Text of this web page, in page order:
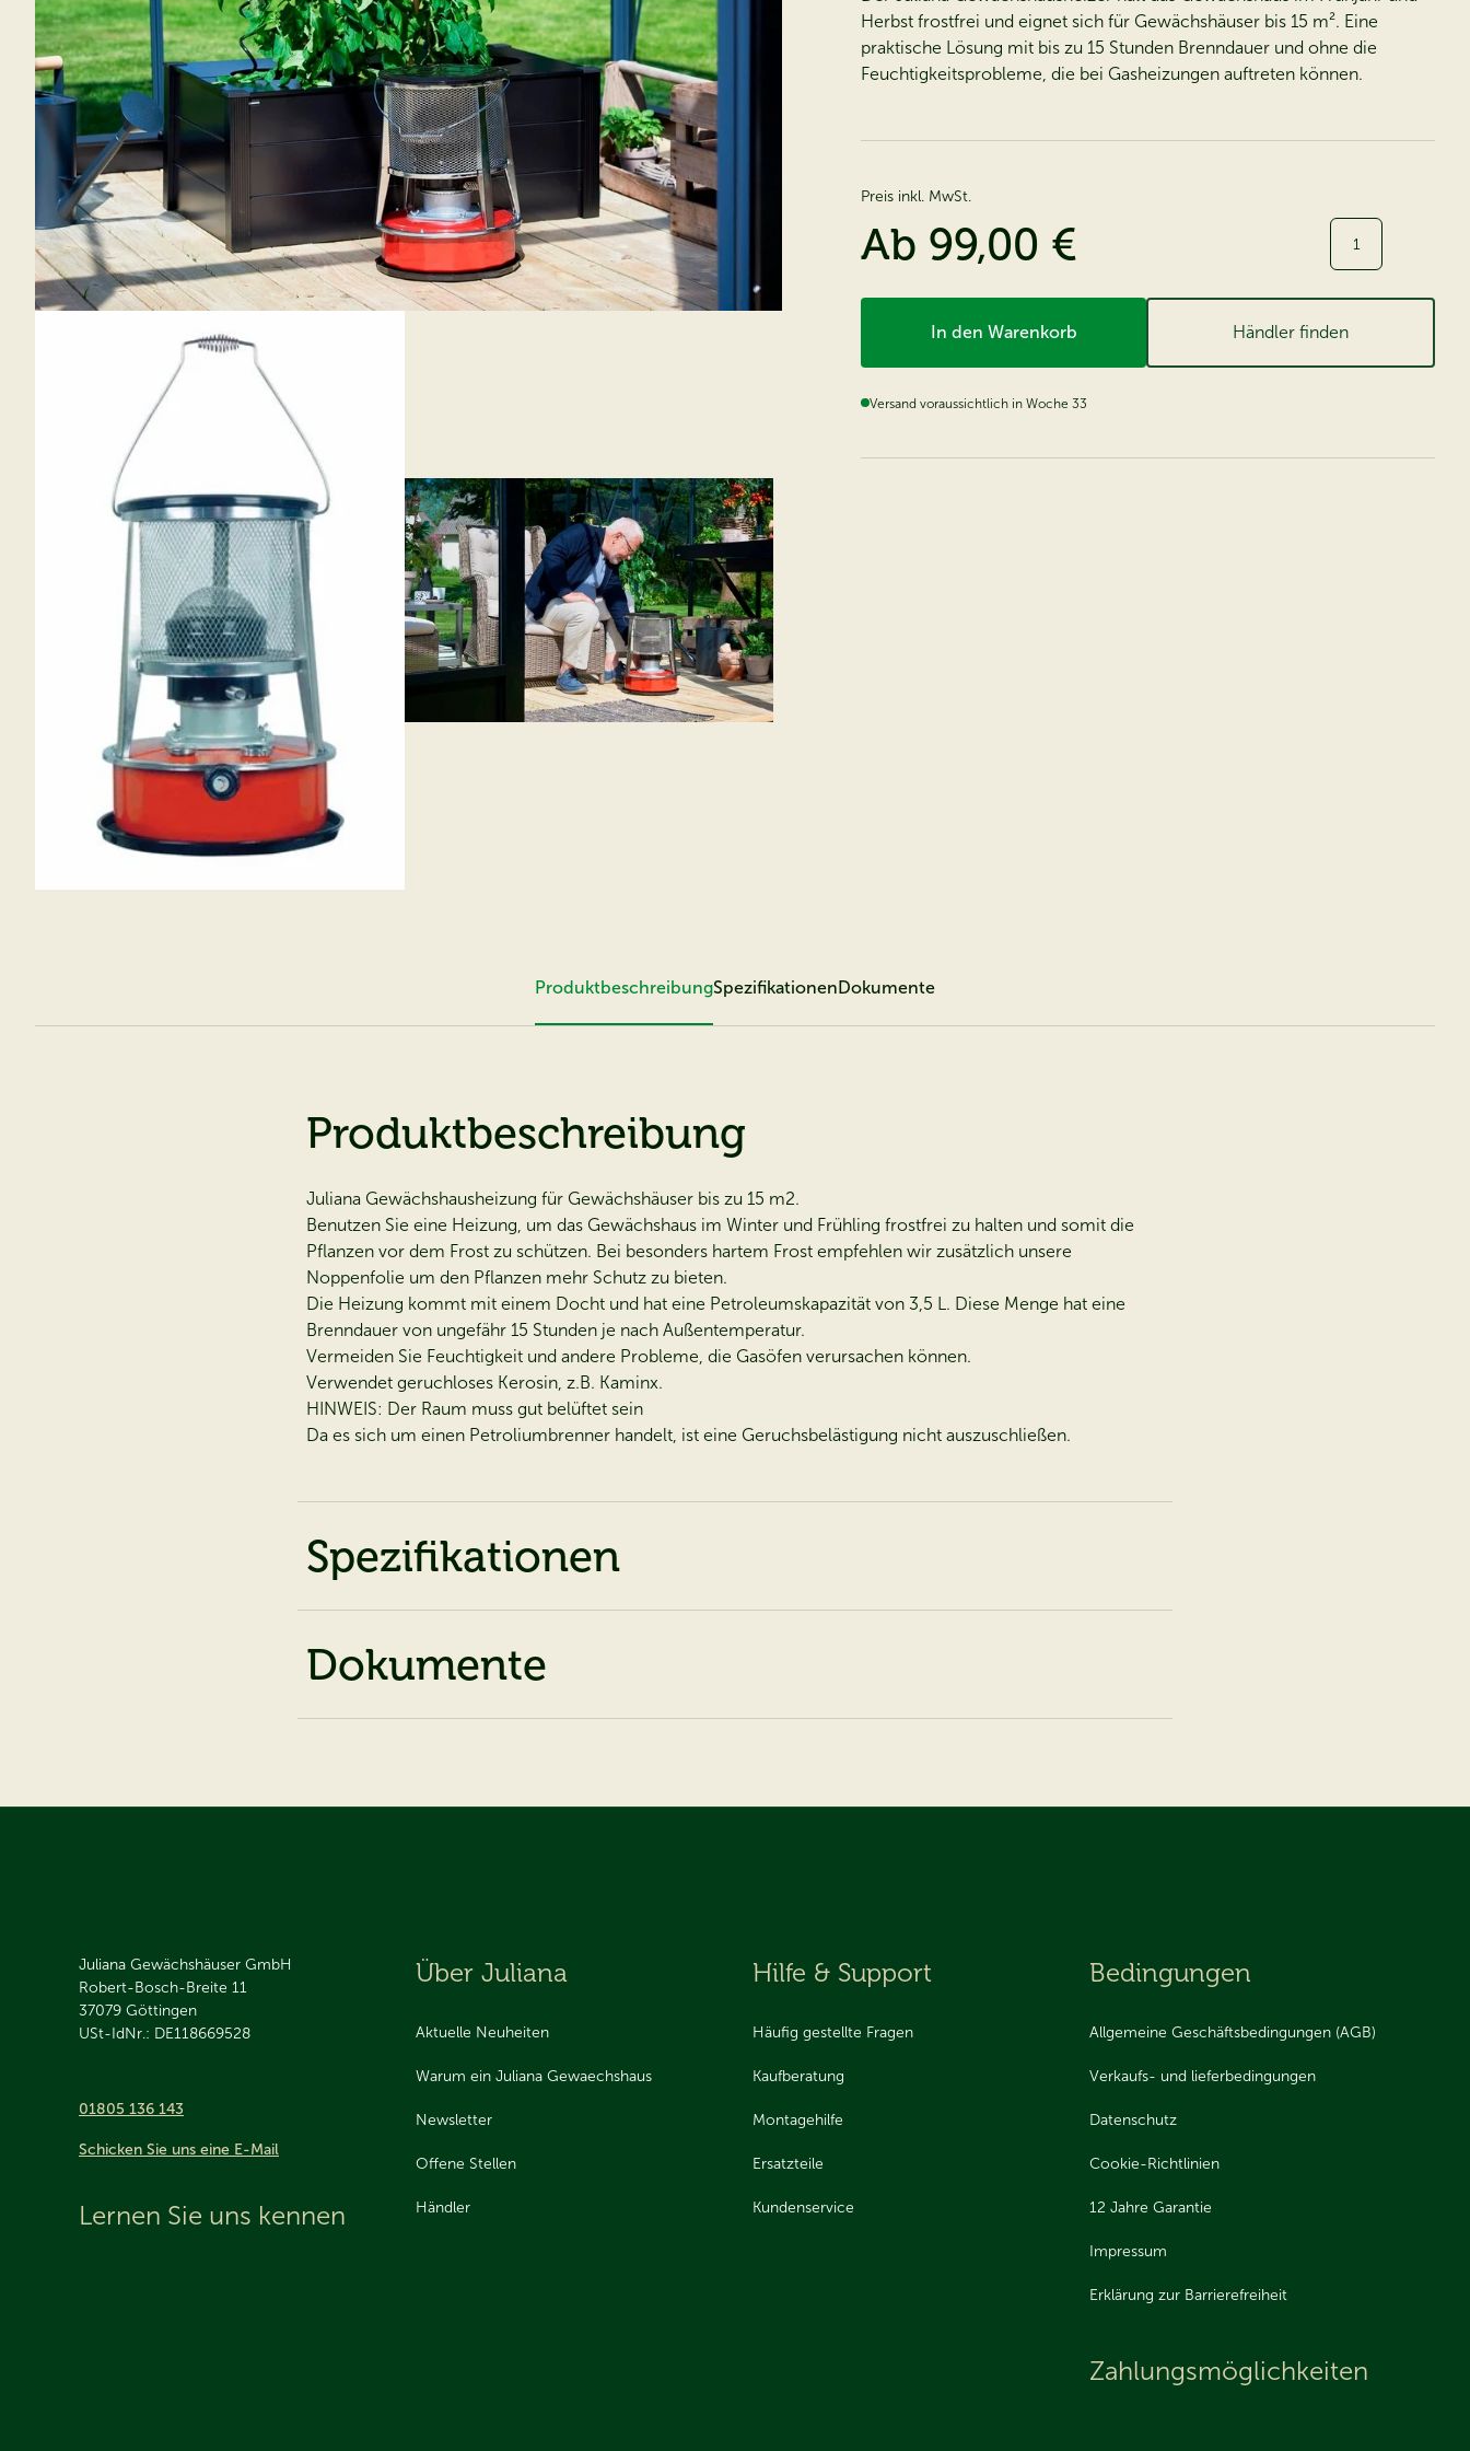
Herbst frostfrei und eignet sich für Gewächshäuser bis 15 m². Eine
praktische Lösung mit bis zu 15 Stunden Brenndauer und ohne die
Feuchtigkeitsprobleme, die bei Gasheizungen auftreten können.
Preis inkl. MwSt.
Ab 99,00 € Menge:
In den Warenkorb Händler finden
Versand voraussichtlich in Woche 33
ProduktbeschreibungSpezifikationen Dokumente
Produktbeschreibung
Juliana Gewächshausheizung für Gewächshäuser bis zu 15 m2.
Benutzen Sie eine Heizung, um das Gewächshaus im Winter und Frühling frostfrei zu halten und somit die
Pflanzen vor dem Frost zu schützen. Bei besonders hartem Frost empfehlen wir zusätzlich unsere
Noppenfolie um den Pflanzen mehr Schutz zu bieten.
Die Heizung kommt mit einem Docht und hat eine Petroleumskapazität von 3,5 L. Diese Menge hat eine
Brenndauer von ungefähr 15 Stunden je nach Außentemperatur.
Vermeiden Sie Feuchtigkeit und andere Probleme, die Gasöfen verursachen können.
Verwendet geruchloses Kerosin, z.B. Kaminx.
HINWEIS: Der Raum muss gut belüftet sein
Da es sich um einen Petroliumbrenner handelt, ist eine Geruchsbelästigung nicht auszuschließen.
Spezifikationen
Dokumente
Juliana Gewächshäuser GmbH
Robert-Bosch-Breite 11
37079 Göttingen
USt-IdNr.: DE118669528
01805 136 143
Schicken Sie uns eine E-Mail
Lernen Sie uns kennen
Über Juliana
Aktuelle Neuheiten
Warum ein Juliana Gewaechshaus
Newsletter
Offene Stellen
Händler
Hilfe & Support
Häufig gestellte Fragen
Kaufberatung
Montagehilfe
Ersatzteile
Kundenservice
Bedingungen
Allgemeine Geschäftsbedingungen (AGB)
Verkaufs- und lieferbedingungen
Datenschutz
Cookie-Richtlinien
12 Jahre Garantie
Impressum
Erklärung zur Barrierefreiheit
Zahlungsmöglichkeiten